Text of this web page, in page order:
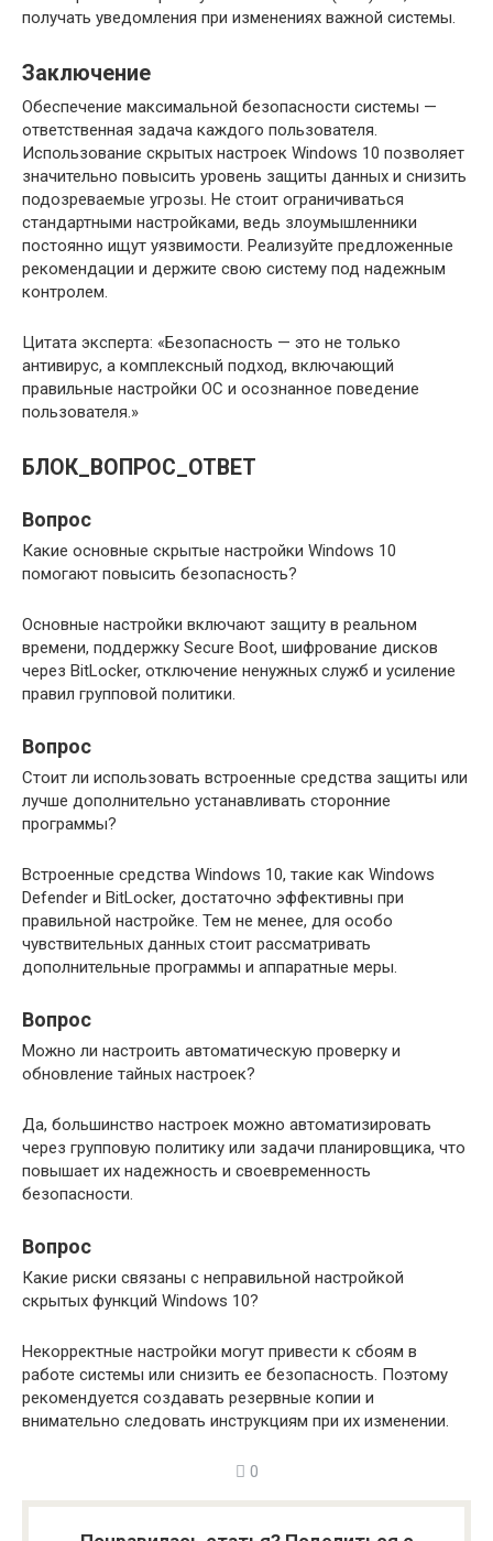
получать уведомления при изменениях важной системы.
Заключение
Обеспечение максимальной безопасности системы —
ответственная задача каждого пользователя.
Использование скрытых настроек Windows 10 позволяет
значительно повысить уровень защиты данных и снизить
подозреваемые угрозы. Не стоит ограничиваться
стандартными настройками, ведь злоумышленники
постоянно ищут уязвимости. Реализуйте предложенные
рекомендации и держите свою систему под надежным
контролем.
Цитата эксперта: «Безопасность — это не только
антивирус, а комплексный подход, включающий
правильные настройки ОС и осознанное поведение
пользователя.»
БЛОК_ВОПРОС_ОТВЕТ
Вопрос
Какие основные скрытые настройки Windows 10
помогают повысить безопасность?
Основные настройки включают защиту в реальном
времени, поддержку Secure Boot, шифрование дисков
через BitLocker, отключение ненужных служб и усиление
правил групповой политики.
Вопрос
Стоит ли использовать встроенные средства защиты или
лучше дополнительно устанавливать сторонние
программы?
Встроенные средства Windows 10, такие как Windows
Defender и BitLocker, достаточно эффективны при
правильной настройке. Тем не менее, для особо
чувствительных данных стоит рассматривать
дополнительные программы и аппаратные меры.
Вопрос
Можно ли настроить автоматическую проверку и
обновление тайных настроек?
Да, большинство настроек можно автоматизировать
через групповую политику или задачи планировщика, что
повышает их надежность и своевременность
безопасности.
Вопрос
Какие риски связаны с неправильной настройкой
скрытых функций Windows 10?
Некорректные настройки могут привести к сбоям в
работе системы или снизить ее безопасность. Поэтому
рекомендуется создавать резервные копии и
внимательно следовать инструкциям при их изменении.
0